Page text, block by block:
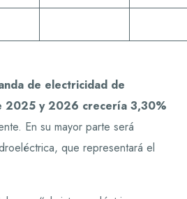
de electricidad de
2025 y 2026 crecería 3,30%
En su mayor parte será
que representará el